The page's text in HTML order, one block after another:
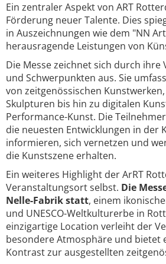
Ein zentraler Aspekt von ART
Förderung neuer Talente. Dies
in Auszeichnungen wie dem "NN
herausragende Leistungen von
Die Messe zeichnet sich durch ihre
und Schwerpunkten aus. Sie
von zeitgenössischen
Skulpturen bis hin zu digitalen
Performance-Kunst. Die
die neuesten Entwicklungen in der
informieren, sich vernetzen und
die Kunstszene erhalten.
Ein weiteres Highlight der ArRT
Veranstaltungsort selbst. Die
Nelle-Fabrik statt, einem
und UNESCO-Weltkulturerbe in
einzigartige Location verleiht der
besondere Atmosphäre und bietet
Kontrast zur ausgestellten